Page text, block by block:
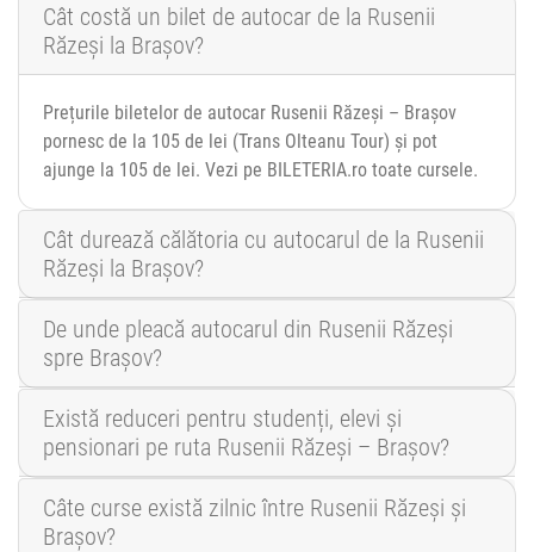
Cât costă un bilet de autocar de la Rusenii
Răzeși la Brașov?
Prețurile biletelor de autocar Rusenii Răzeși – Brașov
pornesc de la 105 de lei (Trans Olteanu Tour) și pot
ajunge la 105 de lei. Vezi pe BILETERIA.ro toate cursele.
Cât durează călătoria cu autocarul de la Rusenii
Răzeși la Brașov?
De unde pleacă autocarul din Rusenii Răzeși
spre Brașov?
Există reduceri pentru studenți, elevi și
pensionari pe ruta Rusenii Răzeși – Brașov?
Câte curse există zilnic între Rusenii Răzeși și
Brașov?